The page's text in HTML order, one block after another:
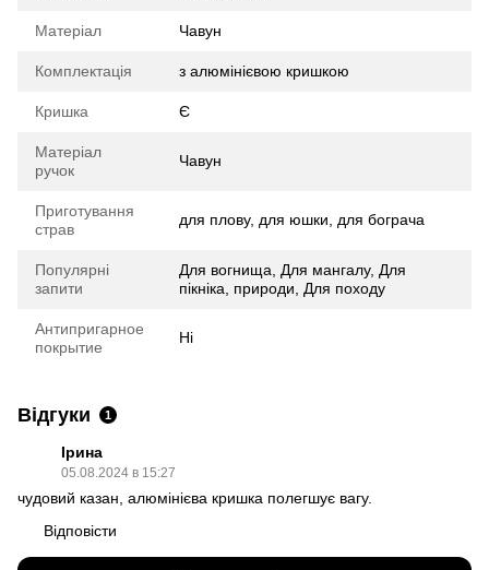
Матеріал Чавун
Комплектація з алюмінієвою кришкою
Кришка Є
Матеріал
ручок
Чавун
Приготування
страв
для плову, для юшки, для бограча
Популярні
запити
Для вогнища, Для мангалу, Для
пікніка, природи, Для походу
Антипригарное
покрытие
Ні
Відгуки 1
Ірина
05.08.2024 в 15:27
чудовий казан, алюмінієва кришка полегшує вагу.
Відповісти